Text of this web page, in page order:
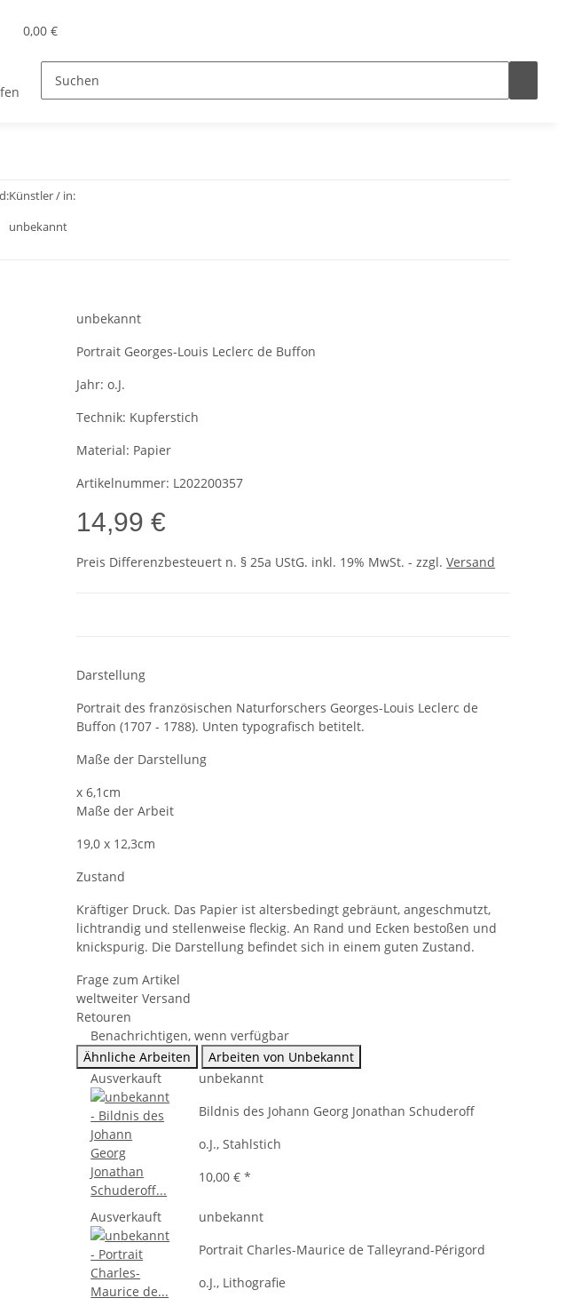
0,00 €
Künstler / in:
unbekannt
unbekannt
Portrait Georges-Louis Leclerc de Buffon
Jahr: o.J.
Technik: Kupferstich
Material: Papier
Artikelnummer: L202200357
14,99 €
Preis Differenzbesteuert n. § 25a UStG. inkl. 19% MwSt. - zzgl.Versand
Darstellung
Portrait des französischen Naturforschers Georges-Louis Leclerc de
Buffon (1707 - 1788). Unten typografisch betitelt.
Maße der Darstellung
x 6,1cm
Maße der Arbeit
19,0 x 12,3cm
Zustand
Kräftiger Druck. Das Papier ist altersbedingt gebräunt, angeschmutzt,
lichtrandig und stellenweise fleckig. An Rand und Ecken bestoßen und
knickspurig. Die Darstellung befindet sich in einem guten Zustand.
Frage zum Artikel
weltweiter Versand
Retouren
Benachrichtigen, wenn verfügbar
Ähnliche Arbeiten
Arbeiten von Unbekannt
Ausverkauft
unbekannt
Bildnis des Johann Georg Jonathan Schuderoff
o.J., Stahlstich
10,00 €*
Ausverkauft
unbekannt
Portrait Charles-Maurice de Talleyrand-Périgord
o.J., Lithografie